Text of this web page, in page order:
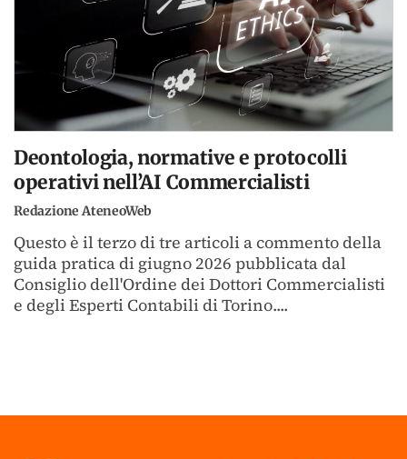
Deontologia, normative e protocolli
operativi nell’AI Commercialisti
Redazione AteneoWeb
Questo è il terzo di tre articoli a commento della
guida pratica di giugno 2026 pubblicata dal
Consiglio dell'Ordine dei Dottori Commercialisti
e degli Esperti Contabili di Torino....